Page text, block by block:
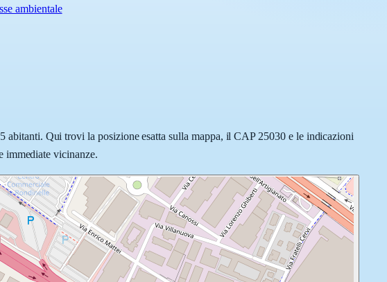
ambientale
Qui trovi la posizione esatta sulla mappa, il CAP 25030 e le indicazioni
immediate vicinanze.